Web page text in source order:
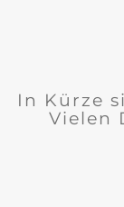
In Kürze
Vielen